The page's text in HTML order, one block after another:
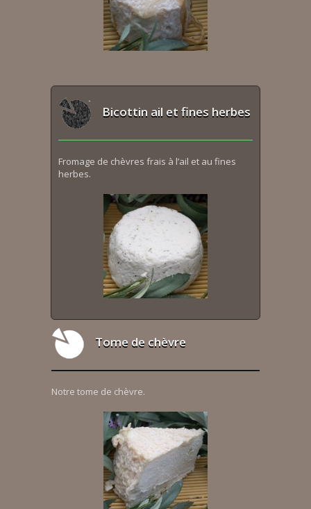
Bicottin ail et fines herbes
Fromage de chèvres frais à l’ail et au fines
herbes.
Tome de chèvre
Notre tome de chèvre.